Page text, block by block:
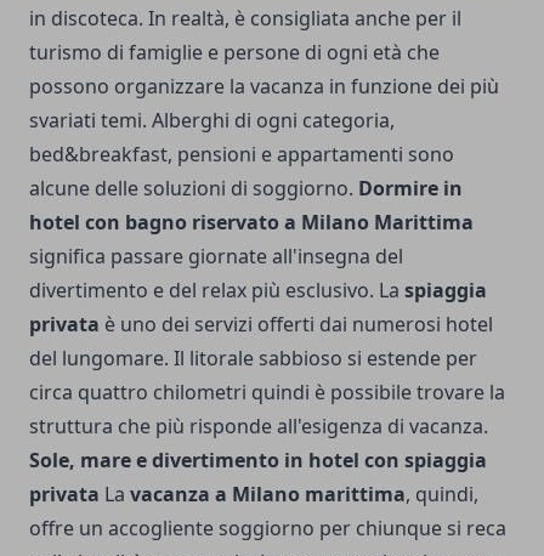
in discoteca. In realtà, è consigliata anche per il
turismo di famiglie e persone di ogni età che
possono organizzare la vacanza in funzione dei più
svariati temi. Alberghi di ogni categoria,
bed&breakfast, pensioni e appartamenti sono
alcune delle soluzioni di soggiorno. Dormire in
hotel con bagno riservato a Milano Marittima
significa passare giornate all'insegna del
divertimento e del relax più esclusivo. La spiaggia
privata è uno dei servizi offerti dai numerosi hotel
del lungomare. Il litorale sabbioso si estende per
circa quattro chilometri quindi è possibile trovare la
struttura che più risponde all'esigenza di vacanza.
Sole, mare e divertimento in hotel con spiaggia
privata La vacanza a Milano marittima, quindi,
offre un accogliente soggiorno per chiunque si reca